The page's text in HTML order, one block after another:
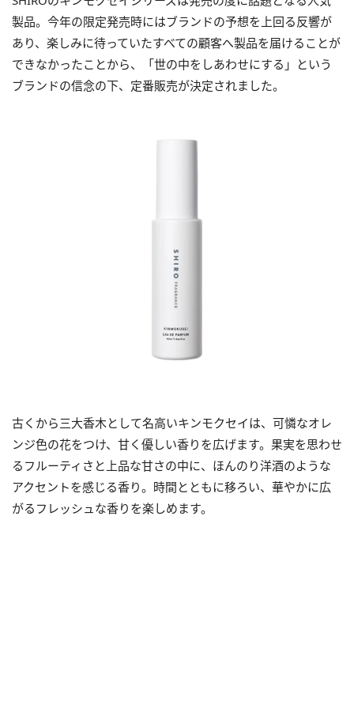
製品。今年の限定発売時にはブランドの予想を上回る反響が
あり、楽しみに待っていたすべての顧客へ製品を届けることが
できなかったことから、「世の中をしあわせにする」という
ブランドの信念の下、定番販売が決定されました。
古くから三大香木として名高いキンモクセイは、可憐なオレ
ンジ色の花をつけ、甘く優しい香りを広げます。果実を思わせ
るフルーティさと上品な甘さの中に、ほんのり洋酒のような
アクセントを感じる香り。時間とともに移ろい、華やかに広
がるフレッシュな香りを楽しめます。